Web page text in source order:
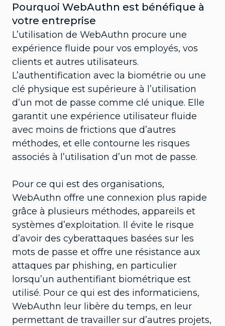
Pourquoi WebAuthn est bénéfique à
votre entreprise
L’utilisation de WebAuthn procure une
expérience fluide pour vos employés, vos
clients et autres utilisateurs.
L’authentification avec la biométrie ou une
clé physique est supérieure à l’utilisation
d’un mot de passe comme clé unique. Elle
garantit une expérience utilisateur fluide
avec moins de frictions que d’autres
méthodes, et elle contourne les risques
associés à l’utilisation d’un mot de passe.
Pour ce qui est des organisations,
WebAuthn offre une connexion plus rapide
grâce à plusieurs méthodes, appareils et
systèmes d’exploitation. Il évite le risque
d’avoir des cyberattaques basées sur les
mots de passe et offre une résistance aux
attaques par phishing, en particulier
lorsqu’un authentifiant biométrique est
utilisé. Pour ce qui est des informaticiens,
WebAuthn leur libère du temps, en leur
permettant de travailler sur d’autres projets,